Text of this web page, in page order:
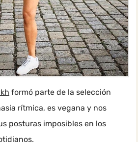
formó parte de la selección
rítmica, es vegana y nos
posturas imposibles en los